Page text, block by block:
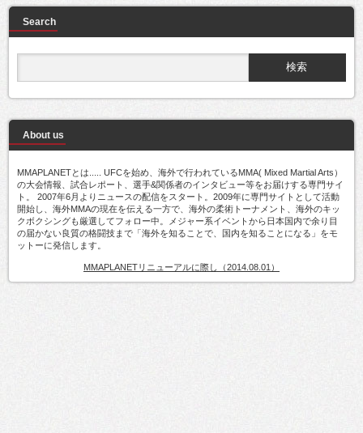
Search
About us
MMAPLANETとは..... UFCを始め、海外で行われているMMA( Mixed Martial Arts）
の大会情報、試合レポート、選手&関係者のインタビュー等をお届けする専門サイ
ト。 2007年6月よりニュースの配信をスタート。2009年に専門サイトとして活動
開始し、海外MMAの現在を伝える一方で、海外の柔術トーナメント、海外のキッ
クボクシングも厳選してフォロー中。メジャー系イベントから日本国内で余り目
の届かない良質の格闘技まで「海外を知ることで、国内を知ることになる」をモ
ットーに発信します。
MMAPLANETリニューアルに際し（2014.08.01）